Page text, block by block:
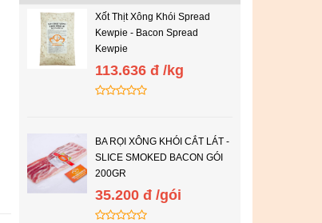
Xốt Thịt Xông Khói Spread
Kewpie - Bacon Spread
Kewpie
113.636 đ /kg
BA RỌI XÔNG KHÓI CẮT LÁT -
SLICE SMOKED BACON GÓI
200GR
35.200 đ /gói